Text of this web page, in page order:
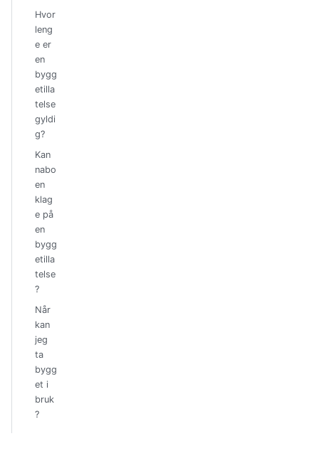
Hvor
leng
e er
en
bygg
etilla
telse
gyldi
g?
Kan
nabo
en
klag
e på
en
bygg
etilla
telse
?
Når
kan
jeg
ta
bygg
et i
bruk
?